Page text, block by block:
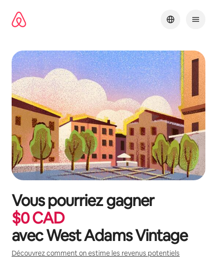
directement
Vous pourriez gagner
$0CAD
avecWest Adams Vintage
Découvrez comment on estime les revenus potentiels